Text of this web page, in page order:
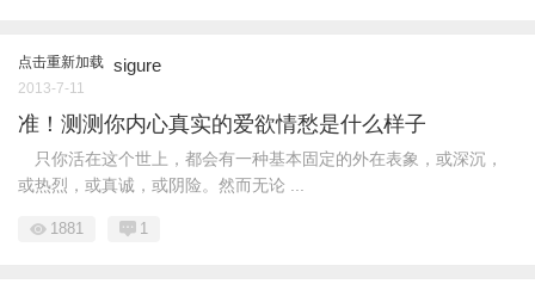
点击重新加载 sigure
2013-7-11
准！测测你内心真实的爱欲情愁是什么样子
只你活在这个世上，都会有一种基本固定的外在表象，或深沉，
或热烈，或真诚，或阴险。然而无论 ...
1881 1